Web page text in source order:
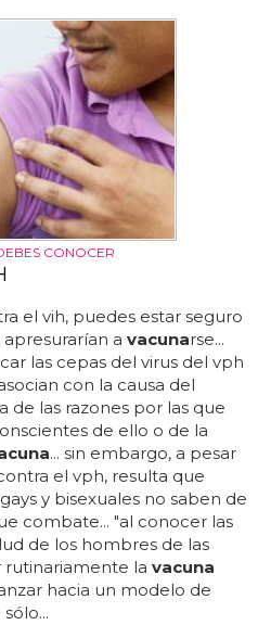
CONOCER
el vih, puedes estar seguro
a vacunarse...
las cepas del virus del vph
con la causa del
de las razones por las que
de ello o de la
... sin embargo, a pesar
el vph, resulta que
y bisexuales no saben de
combate... "al conocer las
de los hombres de las
rutinariamente la vacuna
hacia un modelo de